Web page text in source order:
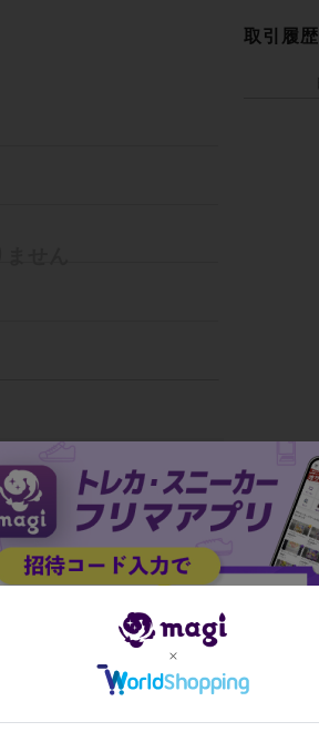
全期間の平均取引額
データがありません
取引履歴
出品がありません